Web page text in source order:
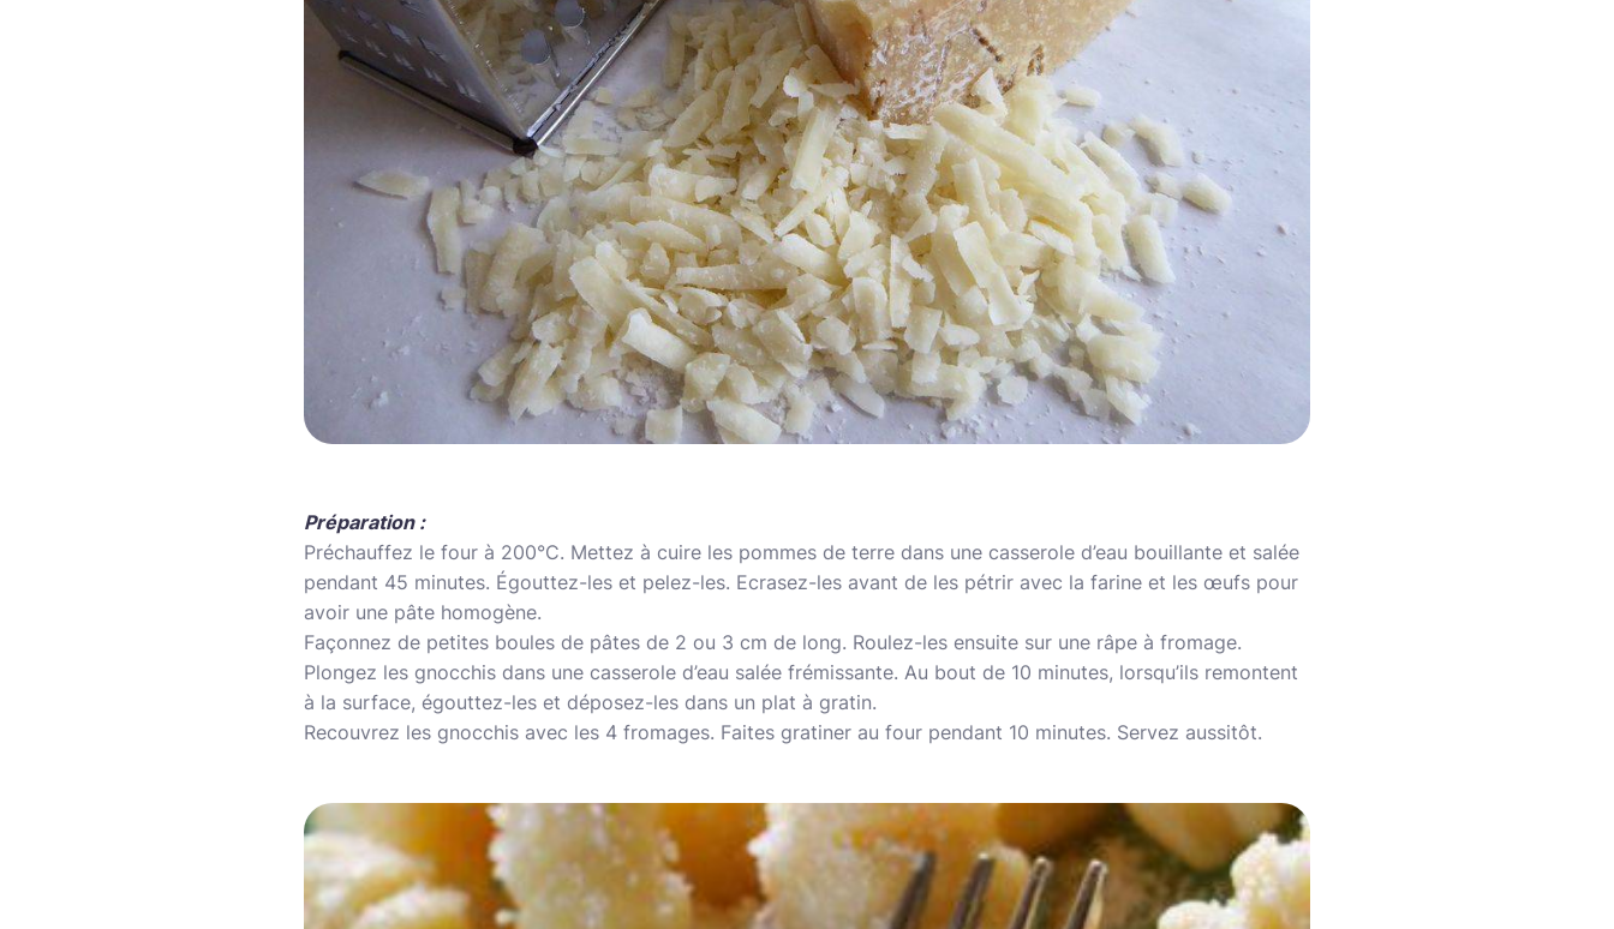
Préparation :
Préchauffez le four à 200°C. Mettez à cuire les pommes de terre dans une casserole d’eau bouillante et salée
pendant 45 minutes. Égouttez-les et pelez-les. Ecrasez-les avant de les pétrir avec la farine et les œufs pour
avoir une pâte homogène.
Façonnez de petites boules de pâtes de 2 ou 3 cm de long. Roulez-les ensuite sur une râpe à fromage.
Plongez les gnocchis dans une casserole d’eau salée frémissante. Au bout de 10 minutes, lorsqu’ils remontent
à la surface, égouttez-les et déposez-les dans un plat à gratin.
Recouvrez les gnocchis avec les 4 fromages. Faites gratiner au four pendant 10 minutes. Servez aussitôt.